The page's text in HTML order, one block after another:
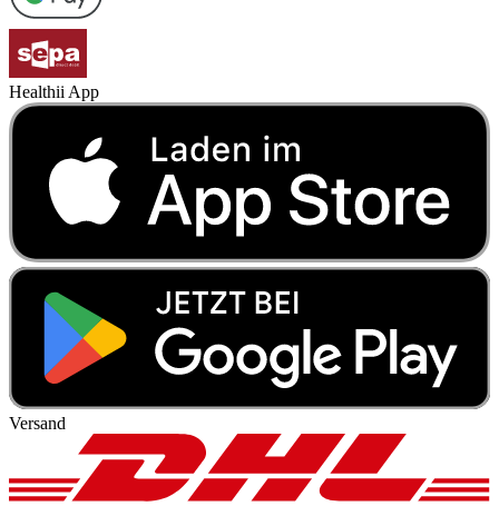
Healthii App
Versand